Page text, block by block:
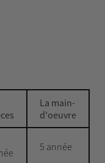
La main-
d'oeuvre
5 année